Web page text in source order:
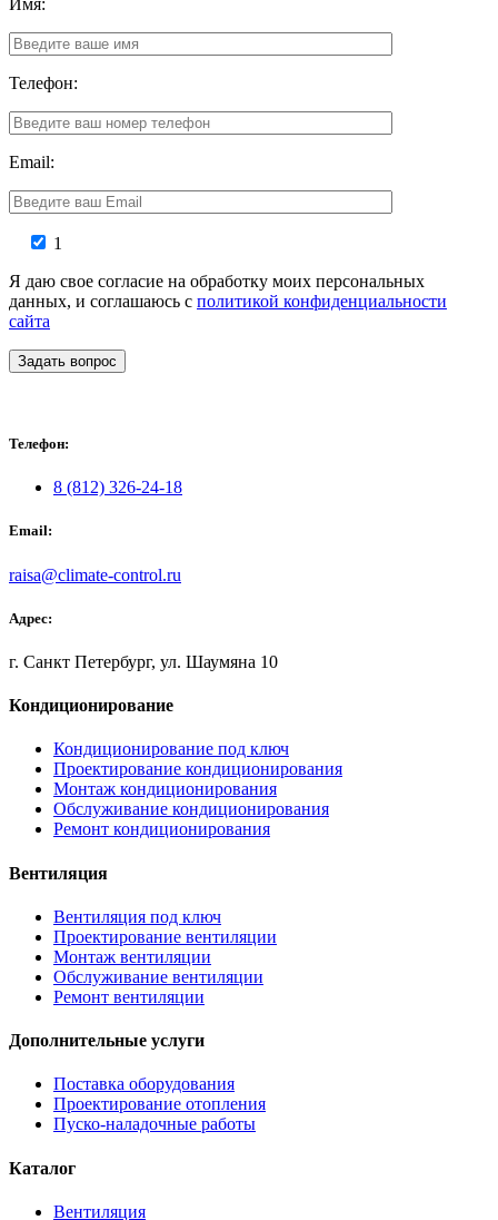
Телефон:
Email:
1
Я даю свое согласие на обработку моих персональных
данных, и соглашаюсь с политикой конфиденциальности
сайта
Задать вопрос
Телефон:
8 (812) 326-24-18
Email:
raisa@climate-control.ru
Адрес:
г. Санкт Петербург, ул. Шаумяна 10
Кондиционирование
Кондиционирование под ключ
Проектирование кондиционирования
Монтаж кондиционирования
Обслуживание кондиционирования
Ремонт кондиционирования
Вентиляция
Вентиляция под ключ
Проектирование вентиляции
Монтаж вентиляции
Обслуживание вентиляции
Ремонт вентиляции
Дополнительные услуги
Поставка оборудования
Проектирование отопления
Пуско-наладочные работы
Каталог
Вентиляция